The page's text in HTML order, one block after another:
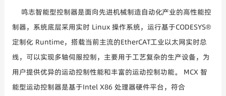
鸣志智能型控制器是面向先进机械制造自动化产业的高性能控
制器，系统底层采用实时 Linux 操作系统，运行基于CODESYS®
定制化 Runtime，搭载当前主流的EtherCAT工业以太网实时总
线，可以实现多轴伺服控制，主要用于工艺复杂的生产设备，为
用户提供优异的运动控制性能和丰富的运动控制功能。 MCX 智
能型运动控制器是基于Intel X86 处理器硬件平台，符合